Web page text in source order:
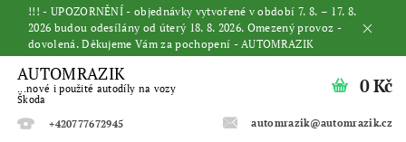
!!! - UPOZORNĚNÍ - objednávky vytvořené v období 7. 8. – 17. 8.
2026 budou odesílány od úterý 18. 8. 2026. Omezený provoz -
dovolená. Děkujeme Vám za pochopení - AUTOMRAZIK
AUTOMRAZIK
...nové i použité autodíly na vozy
Škoda
+420777672945
automrazik@automrazik.cz
0 Kč